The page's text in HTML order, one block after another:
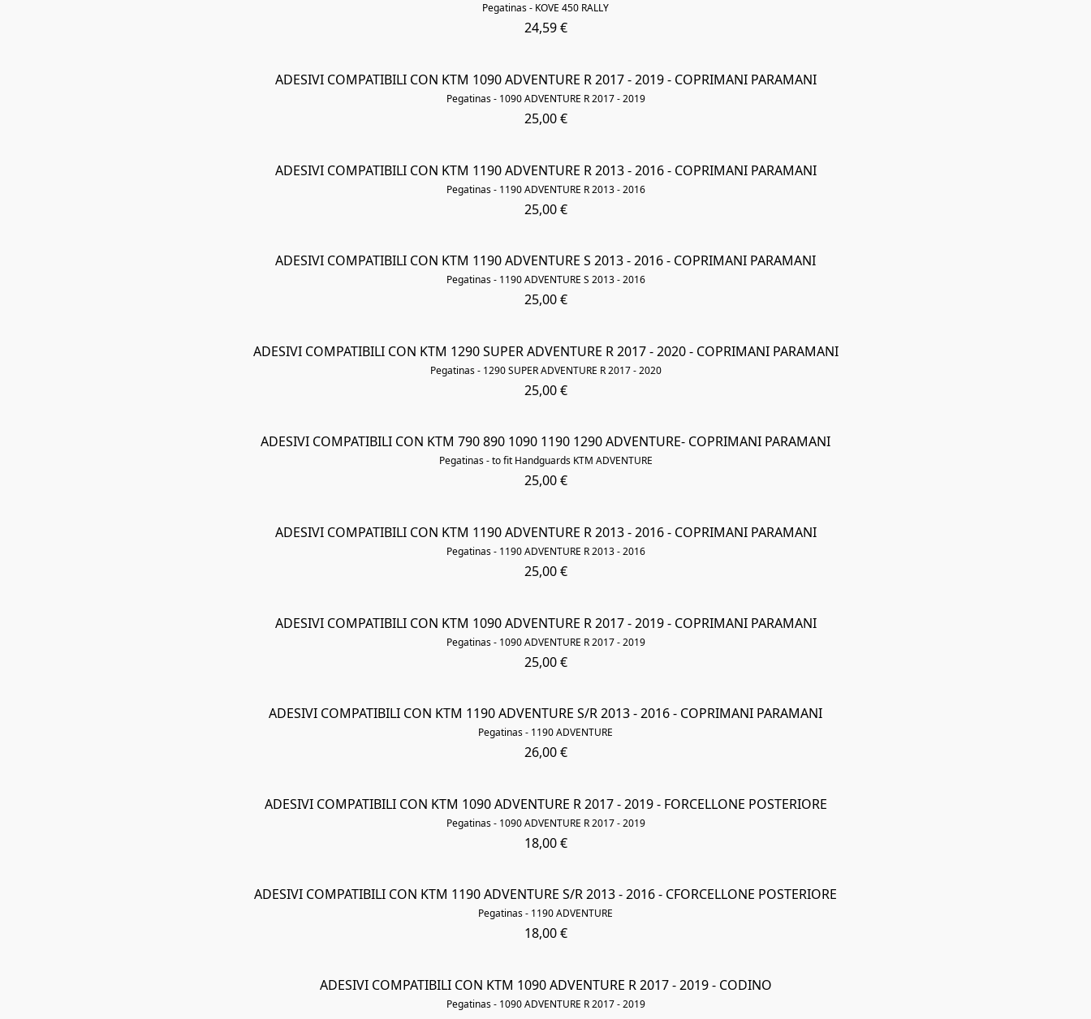
Pegatinas - KOVE 450 RALLY
24,59 €
ADESIVI COMPATIBILI CON KTM 1090 ADVENTURE R 2017 - 2019 - COPRIMANI PARAMANI
Pegatinas - 1090 ADVENTURE R 2017 - 2019
25,00 €
ADESIVI COMPATIBILI CON KTM 1190 ADVENTURE R 2013 - 2016 - COPRIMANI PARAMANI
Pegatinas - 1190 ADVENTURE R 2013 - 2016
25,00 €
ADESIVI COMPATIBILI CON KTM 1190 ADVENTURE S 2013 - 2016 - COPRIMANI PARAMANI
Pegatinas - 1190 ADVENTURE S 2013 - 2016
25,00 €
ADESIVI COMPATIBILI CON KTM 1290 SUPER ADVENTURE R 2017 - 2020 - COPRIMANI PARAMANI
Pegatinas - 1290 SUPER ADVENTURE R 2017 - 2020
25,00 €
ADESIVI COMPATIBILI CON KTM 790 890 1090 1190 1290 ADVENTURE- COPRIMANI PARAMANI
Pegatinas - to fit Handguards KTM ADVENTURE
25,00 €
ADESIVI COMPATIBILI CON KTM 1190 ADVENTURE R 2013 - 2016 - COPRIMANI PARAMANI
Pegatinas - 1190 ADVENTURE R 2013 - 2016
25,00 €
ADESIVI COMPATIBILI CON KTM 1090 ADVENTURE R 2017 - 2019 - COPRIMANI PARAMANI
Pegatinas - 1090 ADVENTURE R 2017 - 2019
25,00 €
ADESIVI COMPATIBILI CON KTM 1190 ADVENTURE S/R 2013 - 2016 - COPRIMANI PARAMANI
Pegatinas - 1190 ADVENTURE
26,00 €
ADESIVI COMPATIBILI CON KTM 1090 ADVENTURE R 2017 - 2019 - FORCELLONE POSTERIORE
Pegatinas - 1090 ADVENTURE R 2017 - 2019
18,00 €
ADESIVI COMPATIBILI CON KTM 1190 ADVENTURE S/R 2013 - 2016 - CFORCELLONE POSTERIORE
Pegatinas - 1190 ADVENTURE
18,00 €
ADESIVI COMPATIBILI CON KTM 1090 ADVENTURE R 2017 - 2019 - CODINO
Pegatinas - 1090 ADVENTURE R 2017 - 2019